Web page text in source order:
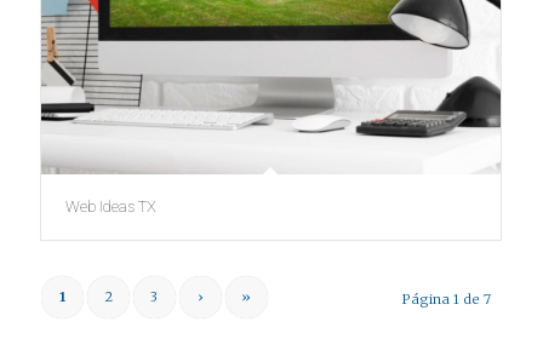
Web Ideas TX
Página 1 de 7
1 2 3 › »